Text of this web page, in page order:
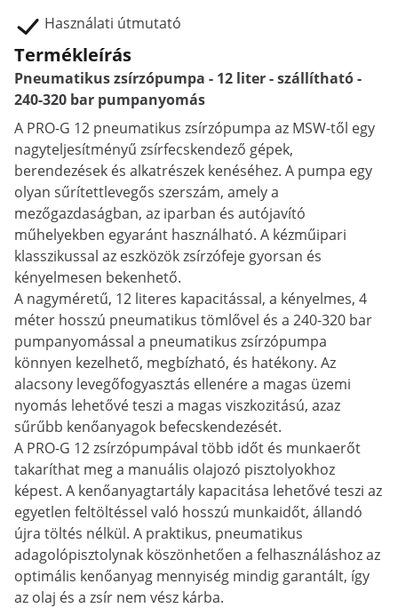
Használati útmutató
Termékleírás
Pneumatikus zsírzópumpa - 12 liter - szállítható -
240-320 bar pumpanyomás
A PRO-G 12 pneumatikus zsírzópumpa az MSW-től egy
nagyteljesítményű zsírfecskendező gépek,
berendezések és alkatrészek kenéséhez. A pumpa egy
olyan sűrítettlevegős szerszám, amely a
mezőgazdaságban, az iparban és autójavító
műhelyekben egyaránt használható. A kézműipari
klasszikussal az eszközök zsírzófeje gyorsan és
kényelmesen bekenhető.
A nagyméretű, 12 literes kapacitással, a kényelmes, 4
méter hosszú pneumatikus tömlővel és a 240-320 bar
pumpanyomással a pneumatikus zsírzópumpa
könnyen kezelhető, megbízható, és hatékony. Az
alacsony levegőfogyasztás ellenére a magas üzemi
nyomás lehetővé teszi a magas viszkozitású, azaz
sűrűbb kenőanyagok befecskendezését.
A PRO-G 12 zsírzópumpával több időt és munkaerőt
takaríthat meg a manuális olajozó pisztolyokhoz
képest. A kenőanyagtartály kapacitása lehetővé teszi az
egyetlen feltöltéssel való hosszú munkaidőt, állandó
újra töltés nélkül. A praktikus, pneumatikus
adagolópisztolynak köszönhetően a felhasználáshoz az
optimális kenőanyag mennyiség mindig garantált, így
az olaj és a zsír nem vész kárba.